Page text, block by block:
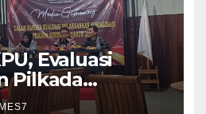
Evaluasi
Pilkada
Bareng Media